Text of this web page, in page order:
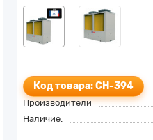
Код товара: CH-394
Производители
Наличие: